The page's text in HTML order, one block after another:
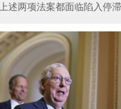
述两项法案都面临陷入停